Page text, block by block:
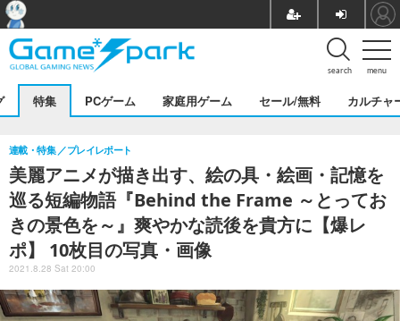
menu
search
特集 PCゲーム 家庭用ゲーム セール/無料 カルチャ
美麗アニメが描き出す、絵の具・絵画・記憶を
巡る短編物語『Behind the Frame ～とってお
きの景色を～』爽やかな読後を貴方に【爆レ
ポ】 10枚目の写真・画像
連載・特集 プレイレポート
2021.8.28 Sat 20:00